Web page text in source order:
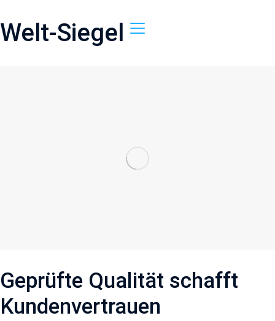
Welt-Siegel
Geprüfte Qualität schafft
Kundenvertrauen